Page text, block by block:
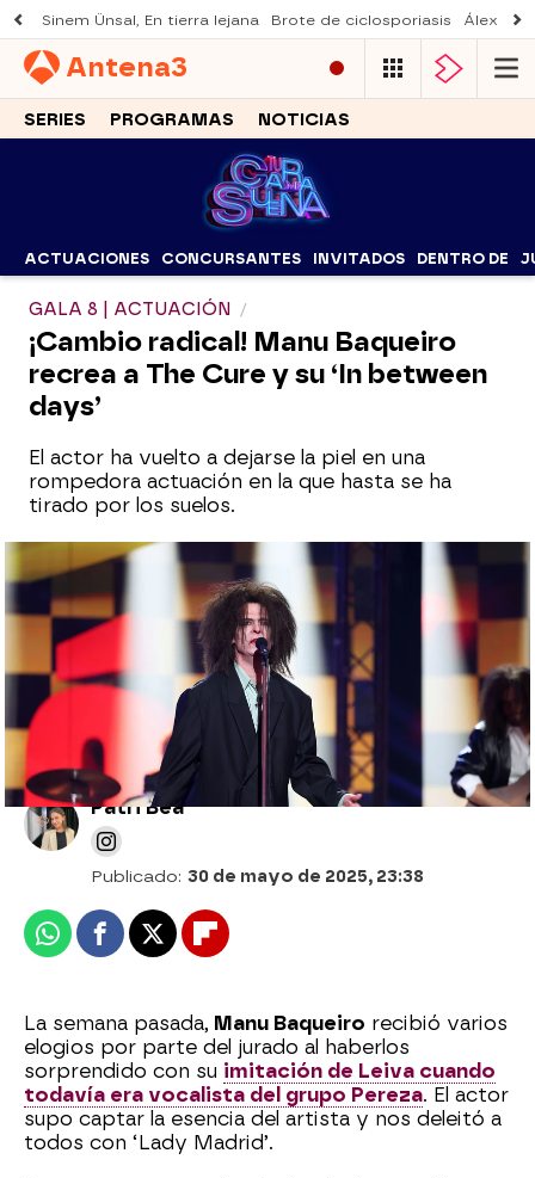
Sinem Ünsal, En tierra lejana Brote de ciclosporiasis Álex
Antena3
SERIES PROGRAMAS NOTICIAS
ACTUACIONES CONCURSANTES INVITADOS DENTRO DE
GALA 8 | ACTUACIÓN
¡Cambio radical! Manu Baqueiro
recrea a The Cure y su ‘In between
days’
El actor ha vuelto a dejarse la piel en una
rompedora actuación en la que hasta se ha
tirado por los suelos.
Melani consigue su segunda victoria en
una gala marcada por grandes
actuaciones y visitas especiales
Patri Bea
Publicado: 30 de mayo de 2025, 23:38
WhatsappFacebook
X Flipboard
La semana pasada, Manu Baqueiro recibió varios
elogios por parte del jurado al haberlos
sorprendido con su imitación de Leiva cuando
todavía era vocalista del grupo Pereza. El actor
supo captar la esencia del artista y nos deleitó a
todos con ‘Lady Madrid’.